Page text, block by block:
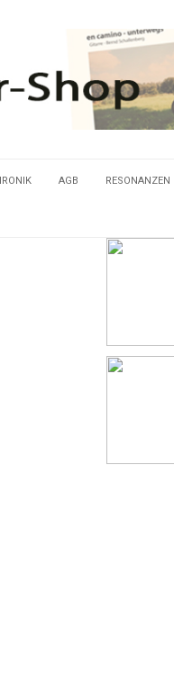
AGB RESONANZEN